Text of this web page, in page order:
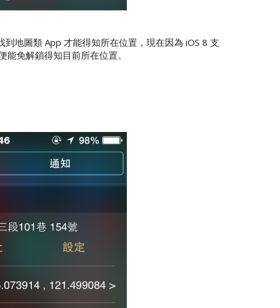
地圖類 App 才能得知所在位置，現在因為 iOS 8 支
免解鎖得知目前所在位置。